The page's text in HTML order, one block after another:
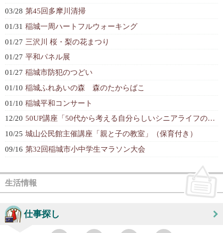
03/28 第45回多摩川清掃
01/31 稲城一周ハートフルウォーキング
01/27 三沢川 桜・梨の花まつり
01/27 平和パネル展
01/27 稲城市防犯のつどい
01/10 稲城ふれあいの森 森のたからばこ
01/10 稲城平和コンサート
12/20 50UP講座「50代から考える自分らしいシニアライフのデザイン」
10/25 城山公民館主催講座「親と子の教室」（保育付き）
09/16 第32回稲城市小中学生マラソン大会
生活情報
仕事探し